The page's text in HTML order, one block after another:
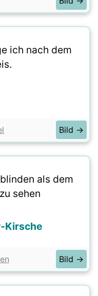
ich nach dem
Bild →
als dem
sehen
Kirsche
Bild →